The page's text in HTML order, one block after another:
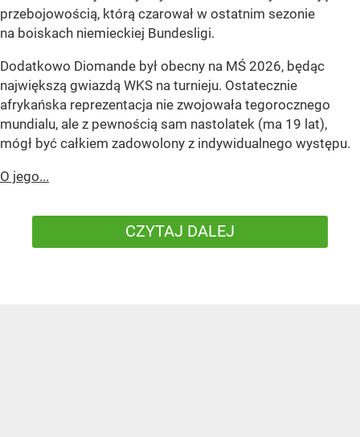
przebojowością, którą czarował w ostatnim sezonie
na boiskach niemieckiej Bundesligi.
Dodatkowo Diomande był obecny na MŚ 2026, będąc
największą gwiazdą WKS na turnieju. Ostatecznie
afrykańska reprezentacja nie zwojowała tegorocznego
mundialu, ale z pewnością sam nastolatek (ma 19 lat),
mógł być całkiem zadowolony z indywidualnego występu.
O jego...
CZYTAJ DALEJ